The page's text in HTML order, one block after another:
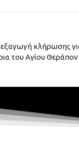
κλήρωσης
του Aγίου